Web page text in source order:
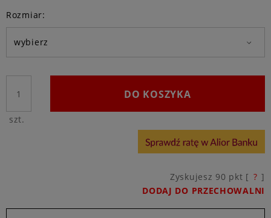
Rozmiar:
szt.
DO KOSZYKA
Zyskujesz 90 pkt [ ? ]
DODAJ DO PRZECHOWALNI